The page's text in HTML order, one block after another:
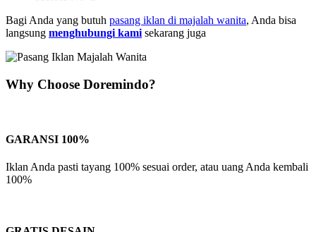
Bagi Anda yang butuh pasang iklan di majalah wanita, Anda bisa
langsung menghubungi kami sekarang juga
Why Choose Doremindo?
GARANSI 100%
Iklan Anda pasti tayang 100% sesuai order, atau uang Anda kembali
100%